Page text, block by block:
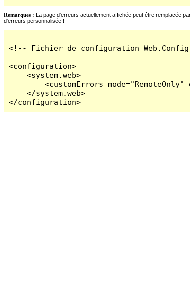
Remarques : La page d'erreurs actuellement affichée peut être remplacée
d'erreurs personnalisée !
<!-- Fichier de configuration
<configuration>
    <system.web>
<customErrors mode="RemoteOnly"
    </system.web>
</configuration>